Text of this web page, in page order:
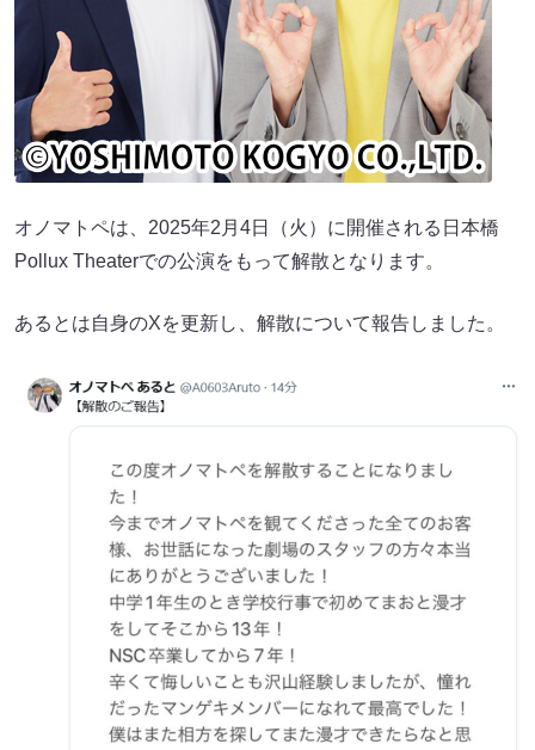
オノマトペは、2025年2月4日（火）に開催される日本橋
Pollux Theaterでの公演をもって解散となります。
あるとは自身のXを更新し、解散について報告しました。